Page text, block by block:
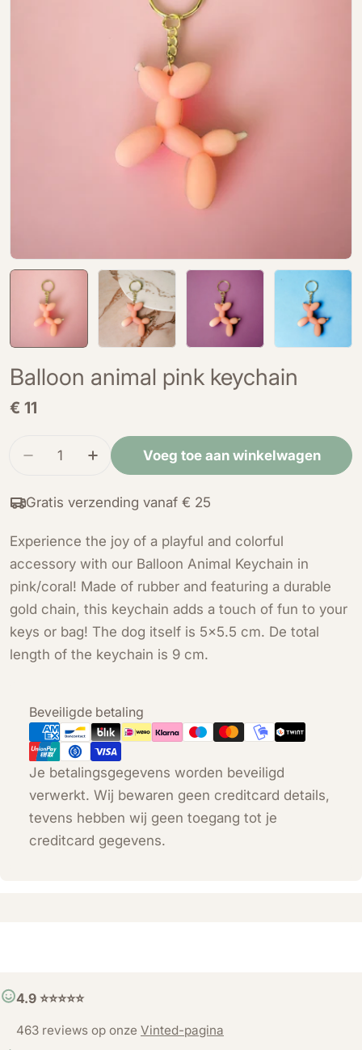
Open media 0 in modal
Balloon animal pink keychain
Normale
€ 11
Hoeveelheid
Verminder de hoeveelheid voor Balloon animal
Verhoog de hoeveelheid voor Balloon
Voeg toe aan winkelwagen
Gratis verzending vanaf € 25
Experience the joy of a playful and colorful
accessory with our Balloon Animal Keychain in
pink/coral! Made of rubber and featuring a durable
gold chain, this keychain adds a touch of fun to your
keys or bag! The dog itself is 5x5.5 cm. De total
length of the keychain is 9 cm.
Beveiligde betaling
Betaalmethoden
Je betalingsgegevens worden beveiligd
verwerkt. Wij bewaren geen creditcard details,
tevens hebben wij geen toegang tot je
creditcard gegevens.
4.9 ⭐️⭐️⭐️⭐️⭐️
463 reviews op onze Vinted-pagina